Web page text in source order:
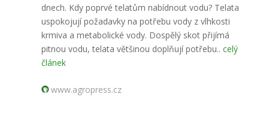
dnech. Kdy poprvé telatům nabídnout vodu? Telata
uspokojují požadavky na potřebu vody z vlhkosti
krmiva a metabolické vody. Dospělý skot přijímá
pitnou vodu, telata většinou doplňují potřebu.. celý
článek
www.agropress.cz